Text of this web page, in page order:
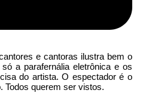
e cantoras ilustra bem o
a parafernália eletrônica e os
do artista. O espectador é o
Todos querem ser vistos.